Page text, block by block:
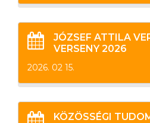
JÓZSEF ATTILA
VERSENY 2026
2026. 02 15.
KÖZÖSSÉGI